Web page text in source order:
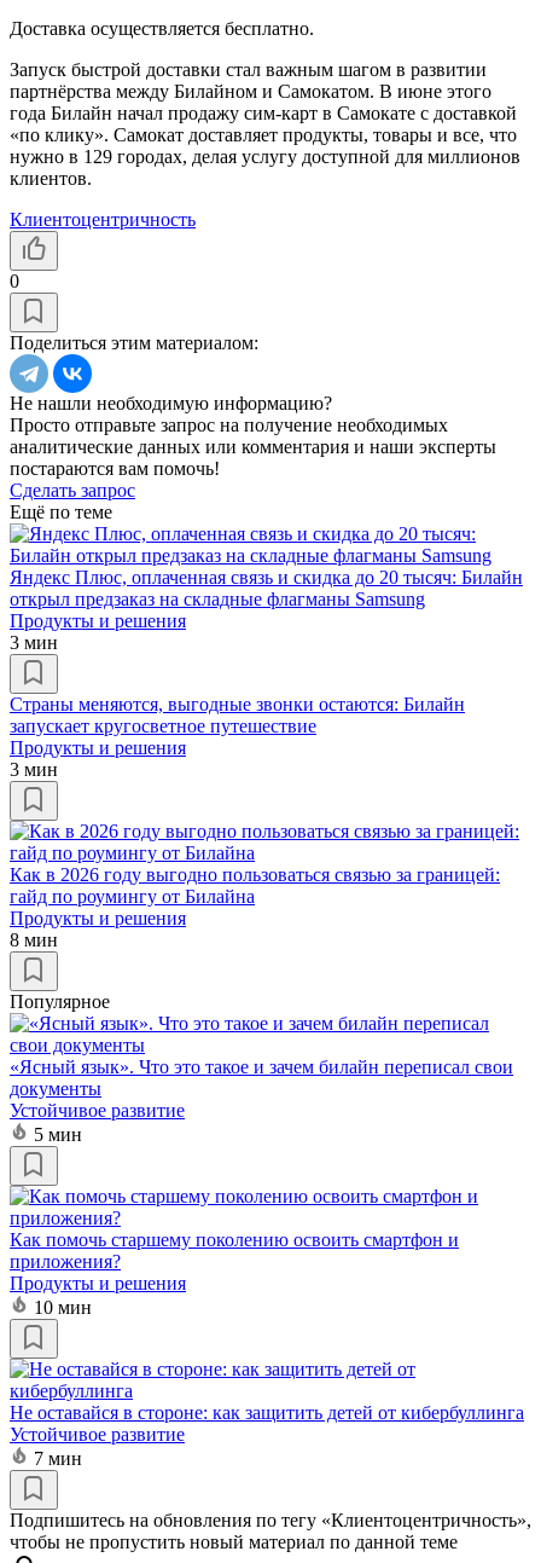
Доставка осуществляется бесплатно.
Запуск быстрой доставки стал важным шагом в развитии
партнёрства между Билайном и Самокатом. В июне этого
года Билайн начал продажу сим-карт в Самокате с доставкой
«по клику». Самокат доставляет продукты, товары и все, что
нужно в 129 городах, делая услугу доступной для миллионов
клиентов.
Клиентоцентричность
0
Поделиться этим материалом:
Не нашли необходимую информацию?
Просто отправьте запрос на получение необходимых
аналитические данных или комментария и наши эксперты
постараются вам помочь!
Сделать запрос
Ещё по теме
Яндекс Плюс, оплаченная связь и скидка до 20 тысяч: Билайн
открыл предзаказ на складные флагманы Samsung
Продукты и решения
3 мин
Страны меняются, выгодные звонки остаются: Билайн
запускает кругосветное путешествие
Продукты и решения
3 мин
Как в 2026 году выгодно пользоваться связью за границей:
гайд по роумингу от Билайна
Продукты и решения
8 мин
Популярное
«Ясный язык». Что это такое и зачем билайн переписал свои
документы
Устойчивое развитие
5 мин
Как помочь старшему поколению освоить смартфон и
приложения?
Продукты и решения
10 мин
Не оставайся в стороне: как защитить детей от кибербуллинга
Устойчивое развитие
7 мин
Подпишитесь на обновления по тегу «Клиентоцентричность»,
чтобы не пропустить новый материал по данной теме